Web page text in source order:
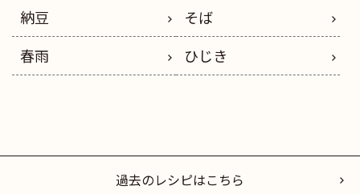
納豆
そば
春雨
ひじき
過去のレシピはこちら